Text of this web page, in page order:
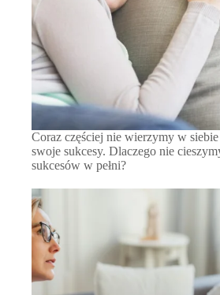
Coraz częściej nie wierzymy w
swoje sukcesy. Dlaczego nie
sukcesów w pełni?